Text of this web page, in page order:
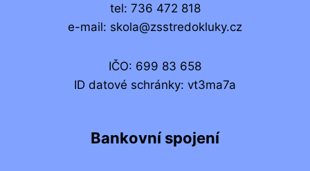
tel: 736 472 818
e-mail: skola@zsstredokluky.cz
IČO: 699 83 658
ID datové schránky: vt3ma7a
Bankovní spojení